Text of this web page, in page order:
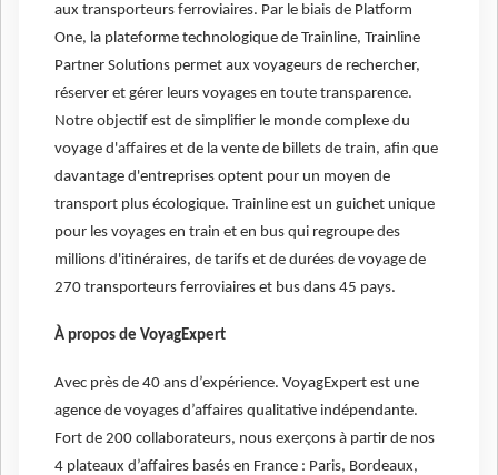
aux transporteurs ferroviaires. Par le biais de Platform
One, la plateforme technologique de Trainline, Trainline
Partner Solutions permet aux voyageurs de rechercher,
réserver et gérer leurs voyages en toute transparence.
Notre objectif est de simplifier le monde complexe du
voyage d'affaires et de la vente de billets de train, afin que
davantage d'entreprises optent pour un moyen de
transport plus écologique. Trainline est un guichet unique
pour les voyages en train et en bus qui regroupe des
millions d'itinéraires, de tarifs et de durées de voyage de
270 transporteurs ferroviaires et bus dans 45 pays.
À propos de VoyagExpert
Avec près de 40 ans d’expérience. VoyagExpert est une
agence de voyages d’affaires qualitative indépendante.
Fort de 200 collaborateurs, nous exerçons à partir de nos
4 plateaux d’affaires basés en France : Paris, Bordeaux,